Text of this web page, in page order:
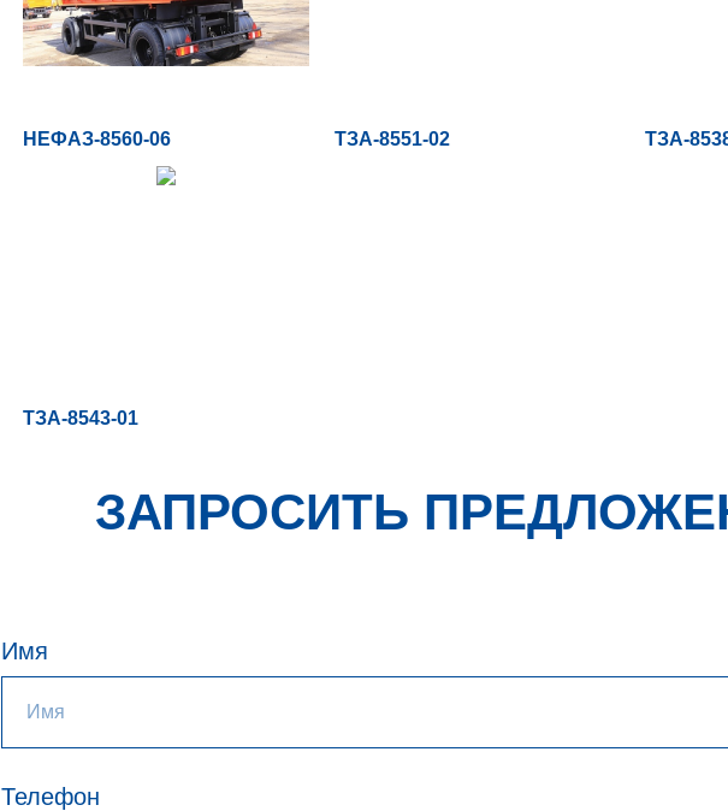
НЕФАЗ-8560-06 ТЗА-8551-02 ТЗА-
ТЗА-8543-01
ЗАПРОСИТЬ
Имя
Телефон